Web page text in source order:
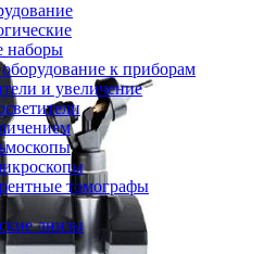
наборы
к приборам
и увеличение
томографы
линзы